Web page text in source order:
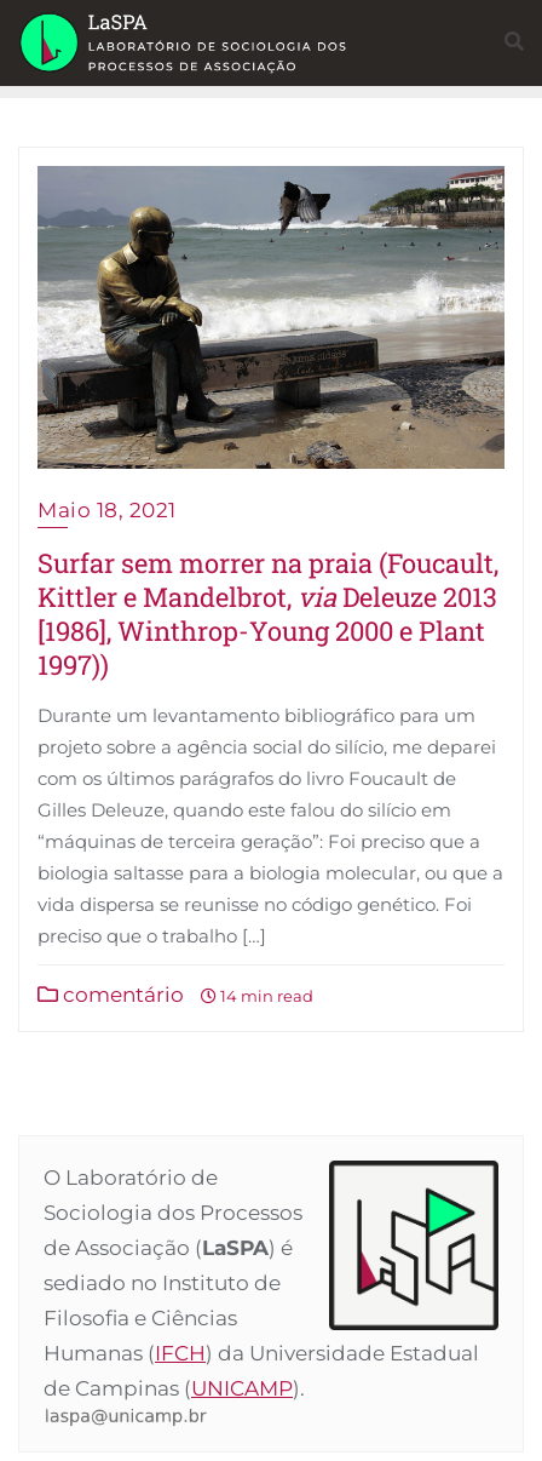
Skip
content
Maio 18, 2021
Surfar sem morrer na praia (Foucault,
Kittler e Mandelbrot, viaDeleuze 2013
[1986], Winthrop-Young 2000 e Plant
1997))
Durante um levantamento bibliográfico para um
projeto sobre a agência social do silício, me deparei
com os últimos parágrafos do livro Foucault de
Gilles Deleuze, quando este falou do silício em
“máquinas de terceira geração”: Foi preciso que a
biologia saltasse para a biologia molecular, ou que a
vida dispersa se reunisse no código genético. Foi
preciso que o trabalho […]
comentário 14 min read
O Laboratório de
Sociologia dos Processos
de Associação (LaSPA) é
sediado no Instituto de
Filosofia e Ciências
Humanas (IFCH) da Universidade Estadual
de Campinas (UNICAMP).